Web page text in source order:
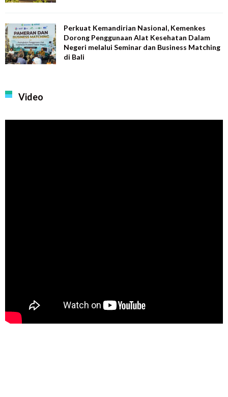
Perkuat Kemandirian Nasional, Kemenkes
Dorong Penggunaan Alat Kesehatan Dalam
Negeri melalui Seminar dan Business Matching
di Bali
Video